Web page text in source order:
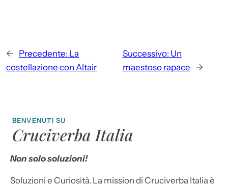
← Precedente: La
costellazione con Altair
Successivo: Un
maestoso rapace
→
BENVENUTI SU
Cruciverba Italia
Non solo soluzioni!
Soluzioni e Curiosità. La mission di Cruciverba Italia è